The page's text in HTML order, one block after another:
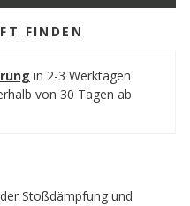
FINDEN
in 2-3 Werktagen
von 30 Tagen ab
Stoßdämpfung und